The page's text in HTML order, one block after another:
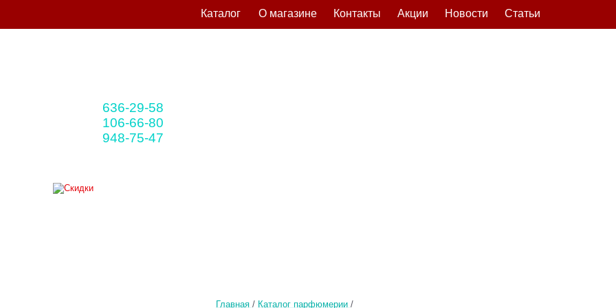
Главная / Каталог парфюмерии /
636-29-58
106-66-80
948-75-47
Статьи
Новости
Акции
Контакты
О магазине
Каталог